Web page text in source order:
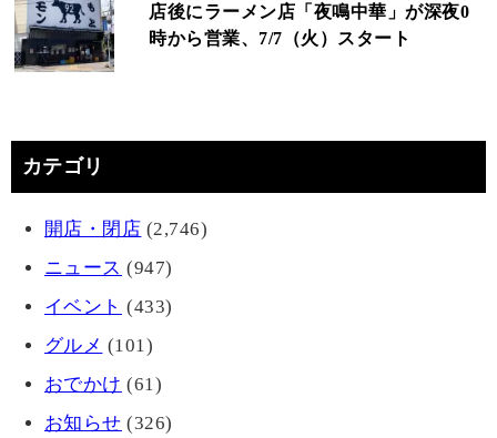
店後にラーメン店「夜鳴中華」が深夜0
時から営業、7/7（火）スタート
カテゴリ
開店・閉店 (2,746)
ニュース (947)
イベント (433)
グルメ (101)
おでかけ (61)
お知らせ (326)